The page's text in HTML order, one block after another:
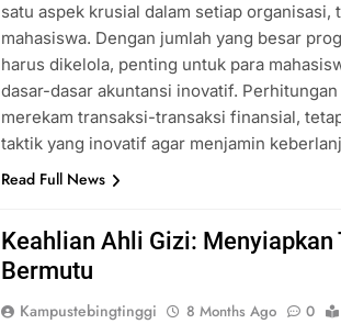
satu aspek krusial dalam setiap organisasi,
mahasiswa. Dengan jumlah yang besar
harus dikelola, penting untuk para
dasar-dasar akuntansi inovatif.
merekam transaksi-transaksi finansial,
taktik yang inovatif agar menjamin
Read Full News
Keahlian Ahli Gizi: Menyiapkan
Bermutu
Kampustebingtinggi 8 Months Ago 0